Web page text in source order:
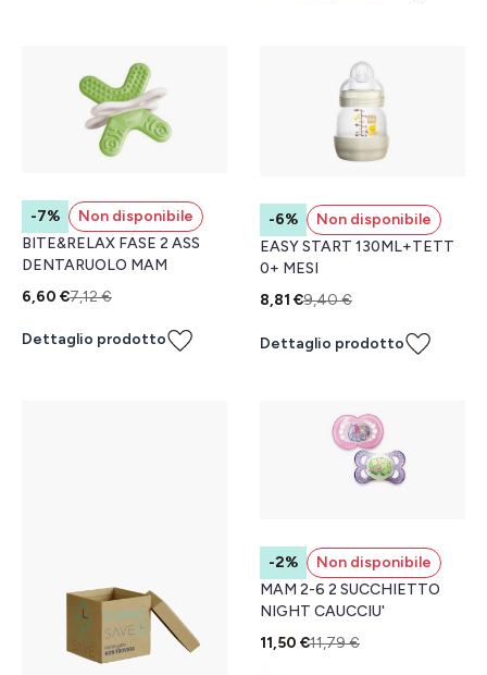
-7%
Non disponibile
BITE&RELAX FASE 2 ASS
DENTARUOLO MAM
6,60 €7,12 €
Dettaglio prodotto
-6%
Non disponibile
EASY START 130ML+TETT
0+ MESI
8,81 €9,40 €
Dettaglio prodotto
-2%
Non disponibile
MAM 2-6 2 SUCCHIETTO
NIGHT CAUCCIU'
11,50 €11,79 €